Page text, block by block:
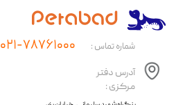
آدرس دفتر
مرکزی :
شماره تماس : ۰۲۱-۷۸۷۶۱۰۰۰